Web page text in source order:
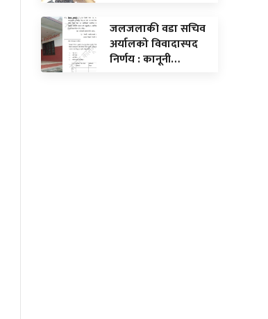
जलजलाकी वडा सचिव
अर्यालको विवादास्पद
निर्णय : कानूनी…